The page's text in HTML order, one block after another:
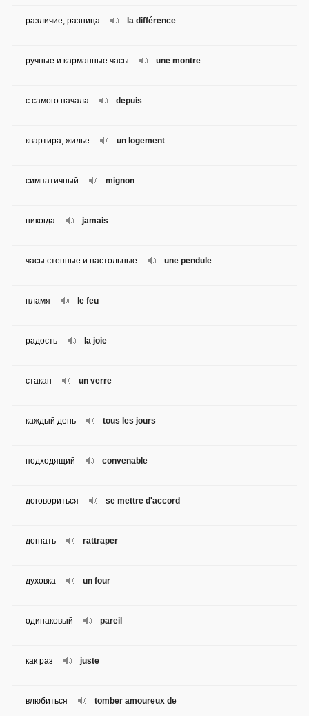
la différence
различие, разница
une montre
ручные и карманные часы
depuis
с самого начала
un logement
квартира, жилье
mignon
симпатичный
jamais
никогда
une pendule
часы стенные и настольные
le feu
пламя
la joie
радость
un verre
стакан
tous les jours
каждый день
convenable
подходящий
se mettre d'accord
договориться
rattraper
догнать
un four
духовка
pareil
одинаковый
juste
как раз
tomber amoureux de
влюбиться